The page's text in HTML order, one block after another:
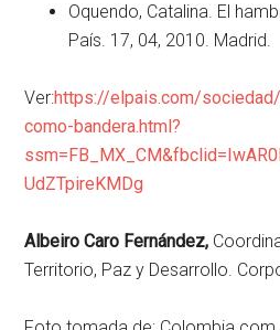
Oquendo, Catalina. El
País. 17, 04, 2010. Madrid.
Ver:https://elpais.com/
como-bandera.html?
UdZTpireKMDg
Albeiro Caro Fernández,
Territorio, Paz y Desarrollo.